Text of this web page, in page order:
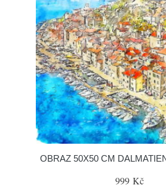
OBRAZ 50X50 CM
999 Kč